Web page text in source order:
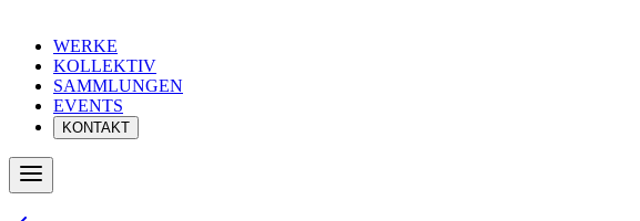
WERKE
KOLLEKTIV
SAMMLUNGEN
EVENTS
KONTAKT